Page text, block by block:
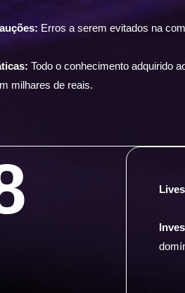
Erros a serem evitados na
Todo o conhecimento adquirido
milhares de reais.